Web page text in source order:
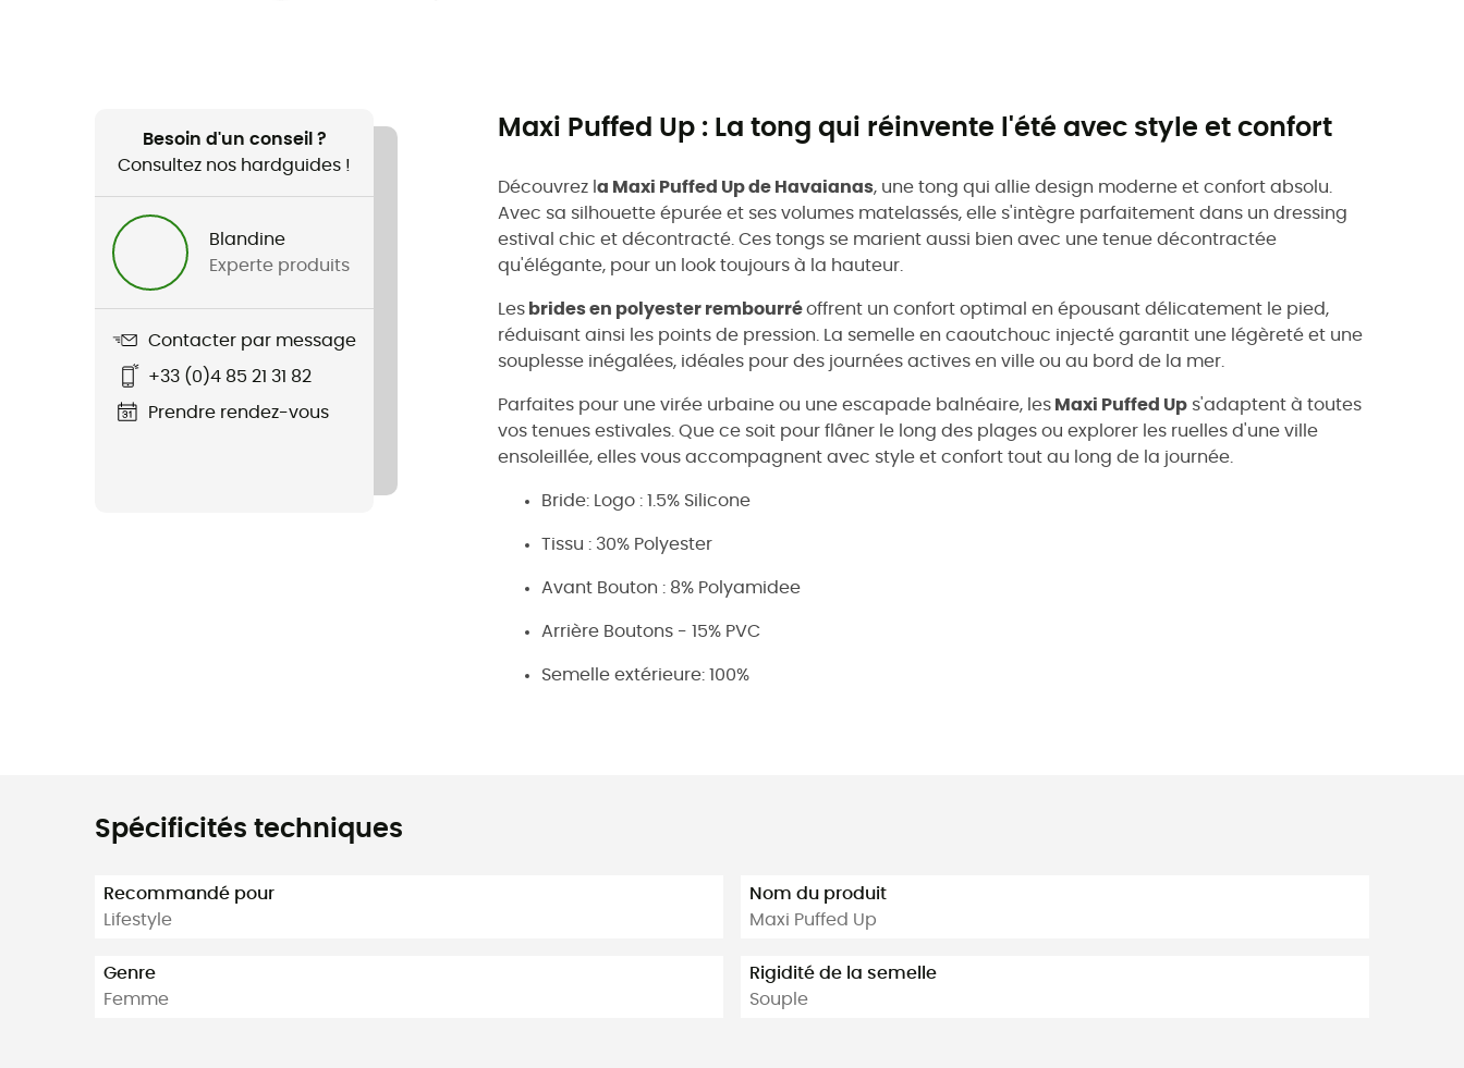
Besoin d'un conseil ?
Consultez nos hardguides !
Blandine
Experte produits
Contacter par message
+33 (0)4 85 21 31 82
Prendre rendez-vous
Maxi Puffed Up : La tong qui réinvente l'été avec style et confort
Découvrez l a Maxi Puffed Up de Havaianas, une tong qui allie design moderne et confort absolu.
Avec sa silhouette épurée et ses volumes matelassés, elle s'intègre parfaitement dans un dressing
estival chic et décontracté. Ces tongs se marient aussi bien avec une tenue décontractée
qu'élégante, pour un look toujours à la hauteur.
Les brides en polyester rembourréoffrent un confort optimal en épousant délicatement le pied,
réduisant ainsi les points de pression. La semelle en caoutchouc injecté garantit une légèreté et une
souplesse inégalées, idéales pour des journées actives en ville ou au bord de la mer.
Parfaites pour une virée urbaine ou une escapade balnéaire, les Maxi Puffed Up s'adaptent à toutes
vos tenues estivales. Que ce soit pour flâner le long des plages ou explorer les ruelles d'une ville
ensoleillée, elles vous accompagnent avec style et confort tout au long de la journée.
Bride: Logo : 1.5% Silicone
Tissu : 30% Polyester
Avant Bouton : 8% Polyamidee
Arrière Boutons - 15% PVC
Semelle extérieure: 100%
Spécificités techniques
Recommandé pour
Lifestyle
Genre
Femme
Nom du produit
Maxi Puffed Up
Rigidité de la semelle
Souple